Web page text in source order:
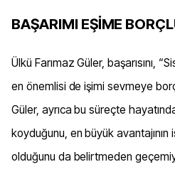
BAŞARIMI EŞİME
Ülkü Farımaz Güler, başarısını,
en önemlisi de işimi sevmeye
Güler, ayrıca bu süreçte
koyduğunu, en büyük
olduğunu da belirtmeden